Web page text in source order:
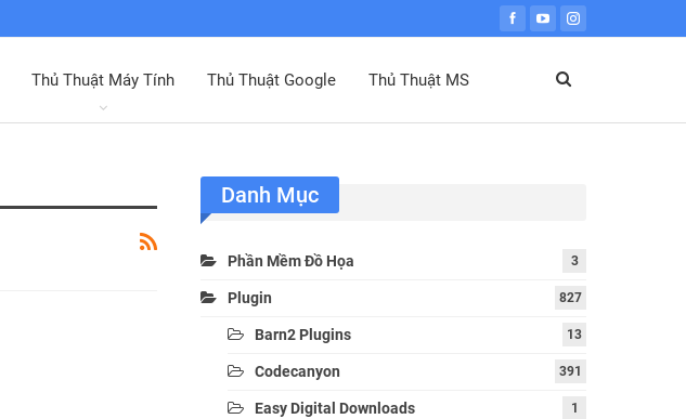
Thủ Thuật Máy Tính Thủ Thuật Google Thủ Thuật MS
Danh Mục
Phần Mềm Đồ Họa 3
Plugin 827
Barn2 Plugins 13
Codecanyon 391
Easy Digital Downloads 1